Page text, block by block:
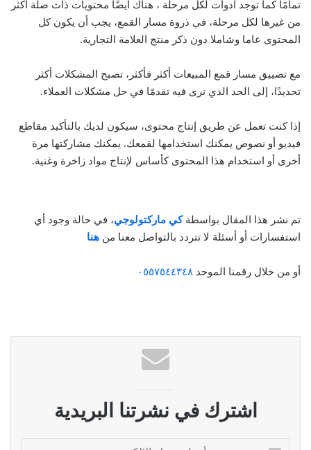
تمامًا كما توجد أدوات لكل مرحلة ، هناك أيضًا محتويات ذات صلة أكثر
من غيرها لكل مرحلة، في ذروة مسار القمع، يجب أن يكون كل
المحتوى عاما وشاملا دون ذكر منتج العلامة التجارية.
مع تضييق مسار قمع المبيعات أكثر فأكثر، تصبح المشكلات أكثر
تحديدًا، إلى الحد الذي نرى فيه تقدمًا في حل مشكلات العملاء.
إذا كنت تعمل عن طريق إنتاج محتوى، سيكون لديك بالتأكيد مقاطع
فيديو أو نصوص يمكنك استخدامها لقمعك. يمكنك مشاركتها مرة
أخرى أو استخدام هذا المحتوى كأساس لإنتاج مواد زاخرة وغنية.
تم نشر هذا المقال بواسطةكي ماركتولوجي، في حالة وجود أي
استفسارات أو أسئلة لا تتردد بالتواصل معنا من هنا
أو من خلال رقمنا الموحد ٠٥٥٧٥٤٤٣٤٨
اشترك في نشرتنا البريدية